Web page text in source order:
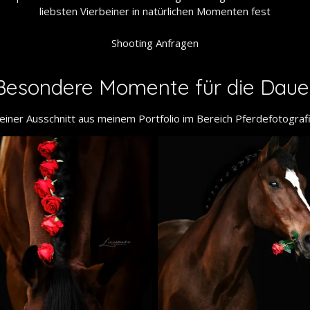
liebsten Vierbeiner in natürlichen Momenten fest
Shooting Anfragen
Momente für die
Ausschnitt aus meinem Portfolio im Bereich